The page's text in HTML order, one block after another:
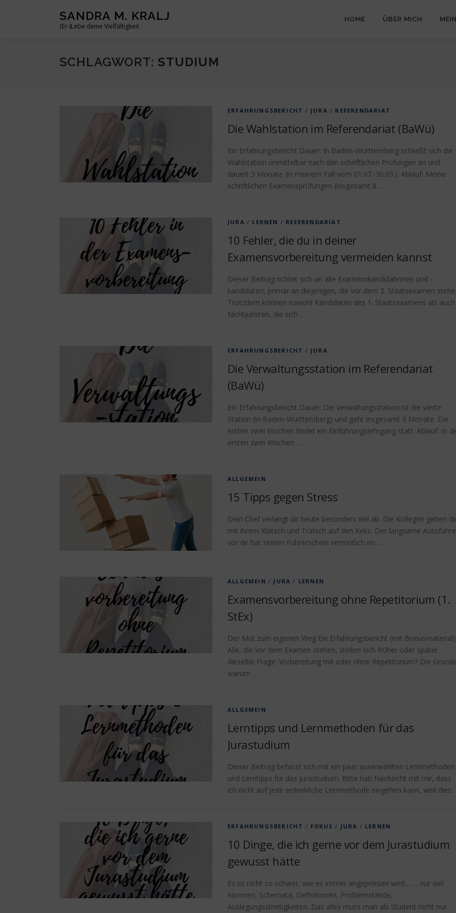
SANDRA M. KRALJ
(Er-)Lebe deine Vielfältigkeit
HOME ÜBER MICH
SCHLAGWORT: STUDIUM
ERFAHRUNGSBERICHT / JURA / REFERENDARIAT
Die Wahlstation im Referendariat (BaWü)
Ein Erfahrungsbericht Dauer: In Baden-Württemberg schließt sich die
Wahlstation unmittelbar nach den schriftlichen Prüfungen an und
dauert 3 Monate (in meinem Fall vom 01.07.-30.09.). Ablauf: Meine
schriftlichen Examensprüfungen (insgesamt 8 …
JURA / LERNEN / REFERENDARIAT
10 Fehler, die du in deiner
Examensvorbereitung vermeiden kannst
Dieser Beitrag richtet sich an alle Examenskandidatinnen und -
kandidaten, primär an diejenigen, die vor dem 2. Staatsexamen
Trotzdem können sowohl Kandidaten des 1. Staatsexamens als auch
Nichtjuristen, die sich …
ERFAHRUNGSBERICHT / JURA
Die Verwaltungsstation im Referendariat
(BaWü)
Ein Erfahrungsbericht Dauer: Die Verwaltungsstation ist die vierte
Station (in Baden-Württemberg) und geht insgesamt 3 Monate. Die
ersten zwei Wochen findet ein Einführungslehrgang statt. Ablauf: In
ersten zwei Wochen …
ALLGEMEIN
15 Tipps gegen Stress
Dein Chef verlangt dir heute besonders viel ab. Die Kollegen gehen
mit ihrem Klatsch und Tratsch auf den Keks. Der langsame
vor dir hat seinen Führerschein vermutlich im …
ALLGEMEIN / JURA / LERNEN
Examensvorbereitung ohne Repetitorium (1.
StEx)
Der Mut zum eigenen Weg Ein Erfahrungsbericht (mit Bonusmaterial)
Alle, die vor dem Examen stehen, stellen sich früher oder später
dieselbe Frage: Vorbereitung mit oder ohne Repetitorium? Die
warum …
ALLGEMEIN
Lerntipps und Lernmethoden für das
Jurastudium
Dieser Beitrag befasst sich mit ein paar auserwählten Lernmethoden
und Lerntipps für das Jurastudium. Bitte hab Nachsicht mit mir, dass
ich nicht auf jede erdenkliche Lernmethode eingehen kann, weil dies
ERFAHRUNGSBERICHT / FOKUS / JURA / LERNEN
10 Dinge, die ich gerne vor dem Jurastudium
gewusst hätte
Es ist nicht so schwer, wie es immer angepriesen wird… … nur viel.
Normen, Schemata, Definitionen, Problemstände,
Auslegungsstreitigkeiten. Das alles muss man als Student nicht nur